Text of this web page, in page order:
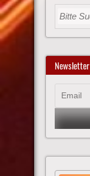
Newsletter